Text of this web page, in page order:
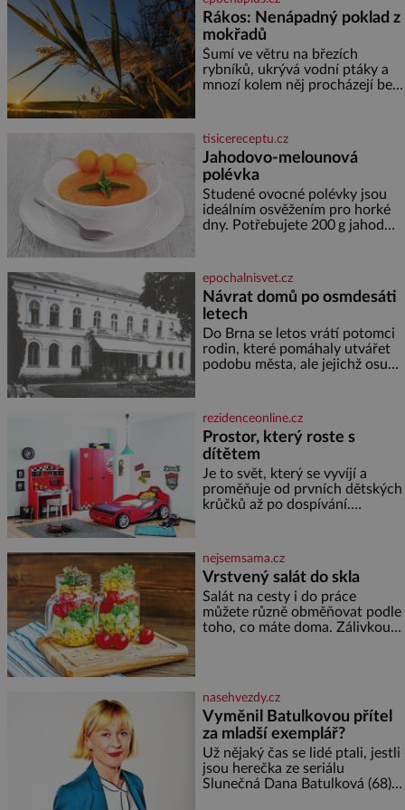
nahlédnout do útrob jedné z
nejvýznamnějších vodních
elektráren v Evropě, vydat se na
horské hřebeny, projet se na
koloběžce a den zakončit
poznáváním památek ve
Rákos: Nenápadný poklad z
mokřadů
Šumí ve větru na březích
rybníků, ukrývá vodní ptáky a
mnozí kolem něj procházejí bez
lodě, zapisovat první texty a
inspiroval řadu pověstí. Tato
skromná, ale užitečná rostlina
provází člověka už tisíce let.
Většina lidí vnímá rákos jen jako
obyčejnou kulisu letního
koupání. Stačí se však podívat
tisicereceptu.cz
Jahodovo-melounová
polévka
Studené ovocné polévky jsou
ideálním osvěžením pro horké
dny. Potřebujete 200 g jahod
cukru krystal 1 lžíci medu 200 g
zakysané sm
epochalnisvet.cz
Návrat domů po osmdesáti
letech
Do Brna se letos vrátí potomci
rodin, které pomáhaly utvářet
podobu města, ale jejichž osudy
Placzek, Löw-Beer, Fuhrmann,
Kohn a Stiassni se stanou
jednou z hlavních
dramaturgických linií festivalu
židovské kultury ŠTETL FEST
2026. Některé návraty nejsou
jednoduché. Místa, která si
rezidenceonline.cz
Prostor, který roste s
dítětem
Je to svět, který se vyvíjí a
proměňuje od prvních dětských
krůčků až po dospívání.
soustředění i odpočinek a
reaguje na každou etapu života
a specifické potřeby dítěte. Pro
nejmenší je klíčová
jednoduchost, měkkost a
bezpečí, proto by pokoj
nejsemsama.cz
Vrstvený salát do skla
Salát na cesty i do práce
můžete různě obměňovat podle
toho, co máte doma. Zálivkou
potřebujete: ✿ 1/4 ledového
nebo jiného salátu (římský salát,
polníček…) ✿ 1 malá konzerva
kukuřice ✿ ½ okurky ✿ 2
rajčata Zálivka: ✿ 4 lžíce
olivového oleje ✿ 1 lžíci
citronové šťávy ✿ ½ stroužku
nasehvezdy.cz
Vyměnil Batulkovou přítel
za mladší exemplář?
Už nějaký čas se lidé ptali, jestli
jsou herečka ze seriálu
Slunečná Dana Batulková (68) a